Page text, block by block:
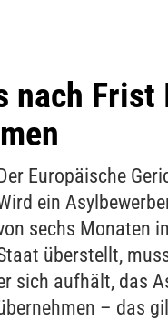
nach
Europäische
ein
sechs Monaten
überstellt,
sich aufhält, das
– das